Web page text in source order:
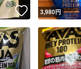
いいね！
3,980円